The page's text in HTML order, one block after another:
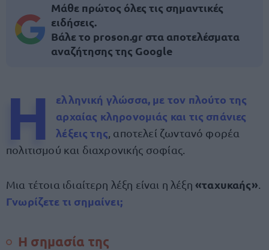
Μάθε πρώτος όλες τις σημαντικές
ειδήσεις.
Βάλε το proson.gr στα αποτελέσματα
αναζήτησης της Google
Η
ελληνική γλώσσα, με τον πλούτο της
αρχαίας κληρονομιάς και τις σπάνιες
λέξεις της , αποτελεί ζωντανό φορέα
πολιτισμού και διαχρονικής σοφίας.
Μια τέτοια ιδιαίτερη λέξη είναι η λέξη«ταχυκαής»
Γνωρίζετε τι σημαίνει;
Η σημασία της